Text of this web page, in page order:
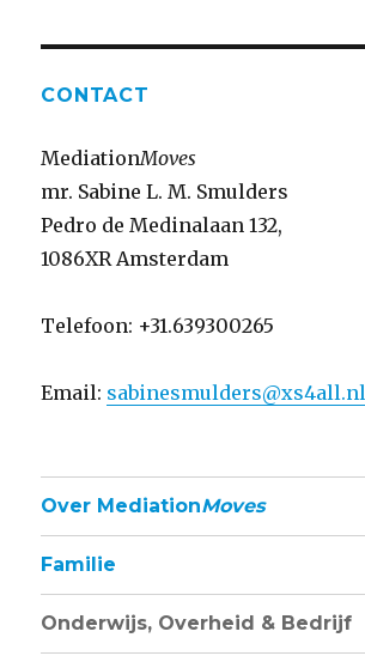
CONTACT
MediationMoves
mr. Sabine L. M. Smulders
Pedro de Medinalaan 132,
1086XR Amsterdam
Telefoon: +31.639300265
Email: sabinesmulders@xs4all.nl
Over MediationMoves
Familie
Onderwijs, Overheid & Bedrijf